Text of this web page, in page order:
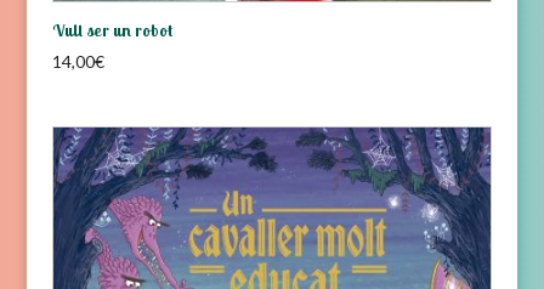
Vull ser un robot
14,00€